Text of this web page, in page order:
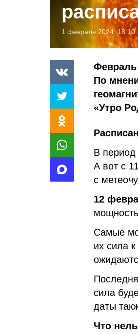
1 февраля 2024, 18:10
Февраль
По
«Утро
В период
А вот с
с
12
Самые
их сила
сила
даты
Что